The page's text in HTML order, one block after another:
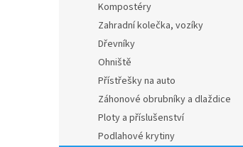
Kompostéry
Zahradní kolečka, vozíky
Dřevníky
Ohniště
Přístřešky na auto
Záhonové obrubníky a dlaždice
Ploty a příslušenství
Podlahové krytiny